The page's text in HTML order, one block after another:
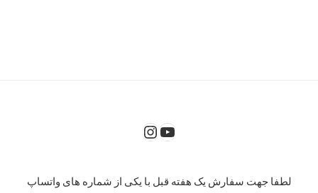
Instagram
YouTube
لطفا جهت سفارش یک هفته قبل با یکی از شماره های واتساپ